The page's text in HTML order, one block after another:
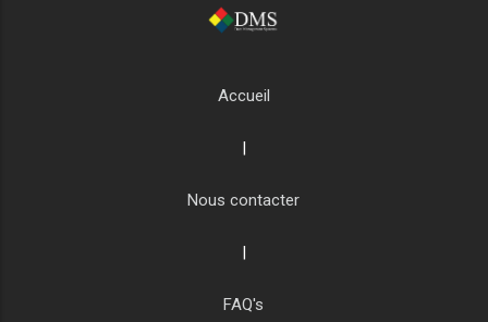
Accueil
Nous contacter
FAQ's